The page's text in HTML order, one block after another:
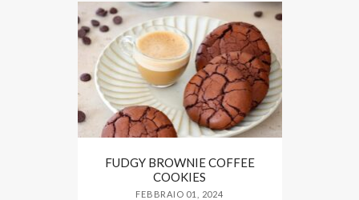
FUDGY BROWNIE COFFEE
COOKIES
FEBBRAIO 01, 2024